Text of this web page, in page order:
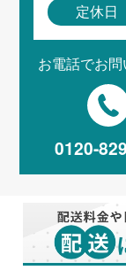
定休日
お電話でお
0120-